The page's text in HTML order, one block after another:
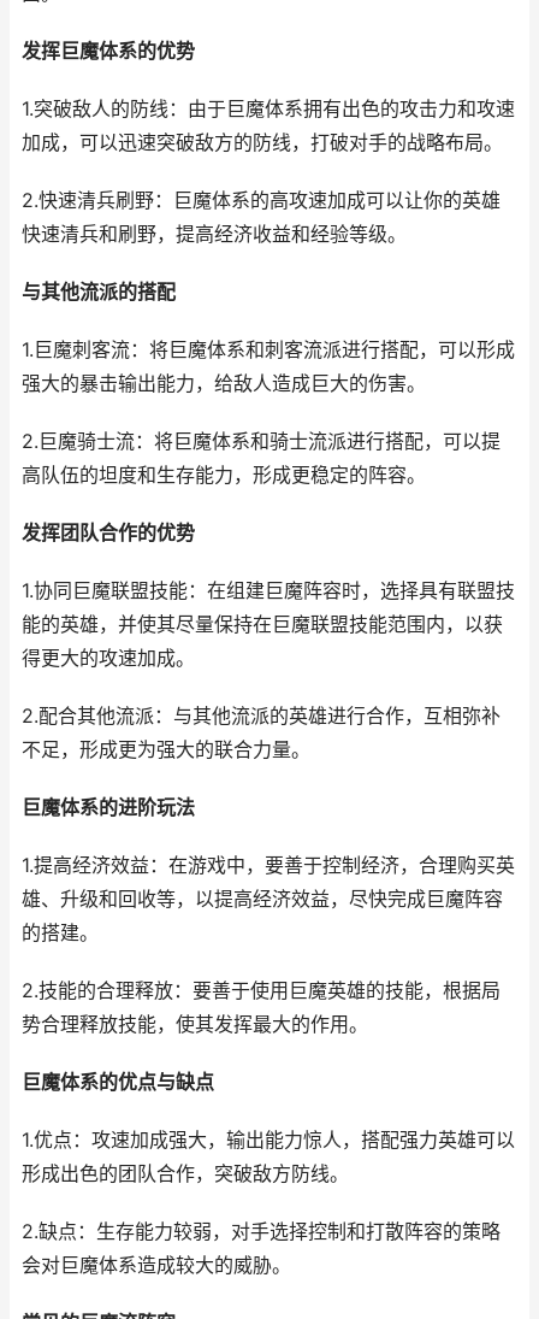
发挥巨魔体系的优势
1.突破敌人的防线：由于巨魔体系拥有出色的攻击力和攻速
加成，可以迅速突破敌方的防线，打破对手的战略布局。
2.快速清兵刷野：巨魔体系的高攻速加成可以让你的英雄
快速清兵和刷野，提高经济收益和经验等级。
与其他流派的搭配
1.巨魔刺客流：将巨魔体系和刺客流派进行搭配，可以形成
强大的暴击输出能力，给敌人造成巨大的伤害。
2.巨魔骑士流：将巨魔体系和骑士流派进行搭配，可以提
高队伍的坦度和生存能力，形成更稳定的阵容。
发挥团队合作的优势
1.协同巨魔联盟技能：在组建巨魔阵容时，选择具有联盟技
能的英雄，并使其尽量保持在巨魔联盟技能范围内，以获
得更大的攻速加成。
2.配合其他流派：与其他流派的英雄进行合作，互相弥补
不足，形成更为强大的联合力量。
巨魔体系的进阶玩法
1.提高经济效益：在游戏中，要善于控制经济，合理购买英
雄、升级和回收等，以提高经济效益，尽快完成巨魔阵容
的搭建。
2.技能的合理释放：要善于使用巨魔英雄的技能，根据局
势合理释放技能，使其发挥最大的作用。
巨魔体系的优点与缺点
1.优点：攻速加成强大，输出能力惊人，搭配强力英雄可以
形成出色的团队合作，突破敌方防线。
2.缺点：生存能力较弱，对手选择控制和打散阵容的策略
会对巨魔体系造成较大的威胁。